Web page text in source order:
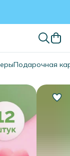
Подарочная